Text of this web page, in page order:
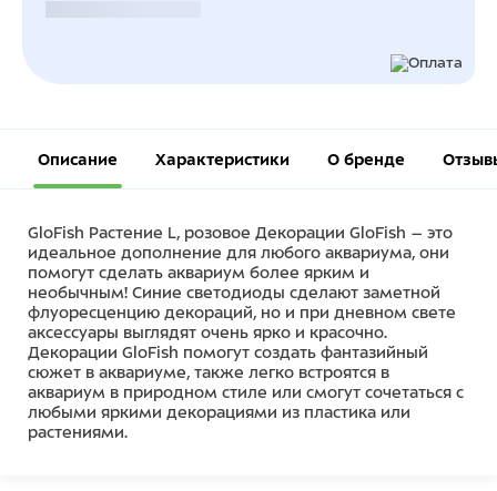
Описание Характеристики О бренде
GloFish Растение L, розовое Декорации GloFish – это
идеальное дополнение для любого аквариума, они
помогут сделать аквариум более ярким и
необычным! Синие светодиоды сделают заметной
флуоресценцию декораций, но и при дневном свете
аксессуары выглядят очень ярко и красочно.
Декорации GloFish помогут создать фантазийный
сюжет в аквариуме, также легко встроятся в
аквариум в природном стиле или смогут сочетаться с
любыми яркими декорациями из пластика или
растениями.